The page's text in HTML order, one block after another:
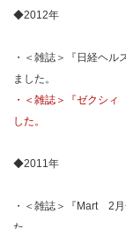
◆2012年
・＜雑誌＞『日経ヘ
ました。
・＜雑誌＞『ゼクシ
した。
◆2011年
・＜雑誌＞『Mart 2